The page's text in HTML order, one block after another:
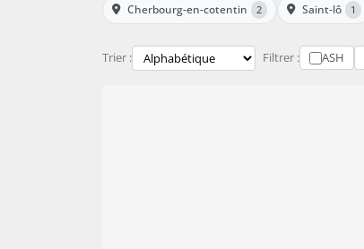
Cherbourg-en-cotentin 2 Saint-lô 1
Trier : Filtrer : ASH